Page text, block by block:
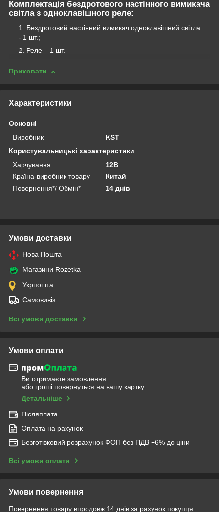
Комплектація бездротового настінного вимикача
світла з одноклавішного реле:
Бездротовий настінний вимикач одноклавішний світла
- 1 шт.;
Реле – 1 шт.
Приховати
Характеристики
Основні
Виробник
KST
Користувальницькі характеристики
Харчування
12В
Країна-виробник товару
Китай
Повернення*/ Обмін*
14 днів
Умови доставки
Нова Пошта
Магазини Rozetka
Укрпошта
Самовивіз
Всі умови доставки
Умови оплати
Ви отримаєте замовлення
або гроші повернуться на вашу картку
Детальніше
Післяплата
Оплата на рахунок
Безготівковий розрахунок ФОП без ПДВ +6% до ціни
Всі умови оплати
Умови повернення
Повернення товару впродовж 14 днів за рахунок покупця